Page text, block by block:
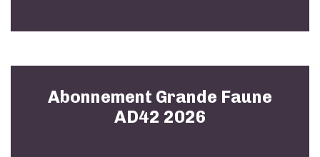
Abonnement Grande Faune
AD42 2026